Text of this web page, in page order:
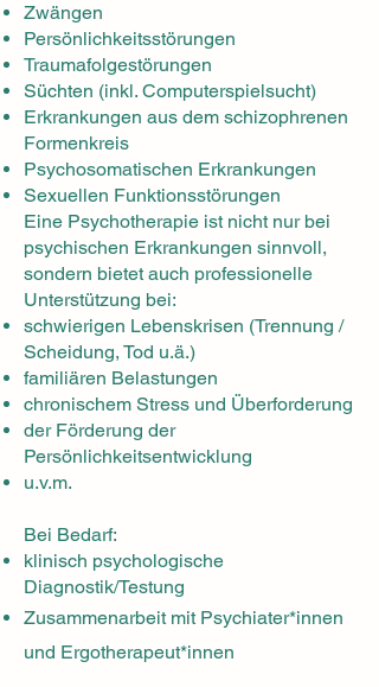
Zwängen
Persönlichkeitsstörungen
Traumafolgestörungen
Süchten (inkl. Computerspielsucht)
Erkrankungen aus dem schizophrenen
Formenkreis
Psychosomatischen Erkrankungen
Sexuellen Funktionsstörungen
Eine Psychotherapie ist nicht nur bei
psychischen Erkrankungen sinnvoll,
sondern bietet auch professionelle
Unterstützung bei:
schwierigen Lebenskrisen (Trennung /
Scheidung, Tod u.ä.)
familiären Belastungen
chronischem Stress und Überforderung
der Förderung der
Persönlichkeitsentwicklung
u.v.m.
Bei Bedarf:
klinisch psychologische
Diagnostik/Testung
Zusammenarbeit mit Psychiater*innen
und Ergotherapeut*innen